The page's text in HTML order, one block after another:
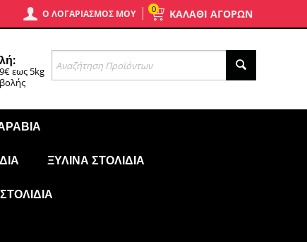
ΚΑΛΑΘΙ ΑΓΟΡΩΝ
0
Ο ΛΟΓΑΡΙΑΣΜΌΣ ΜΟΥ
εως 5kg
ΞΎΛΙΝΑ ΣΤΟΛΊΔΙΑ